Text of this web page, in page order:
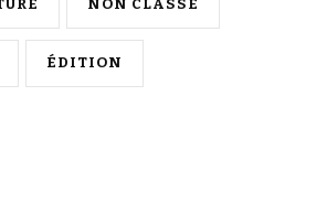
NON CLASSÉ
ÉDITION